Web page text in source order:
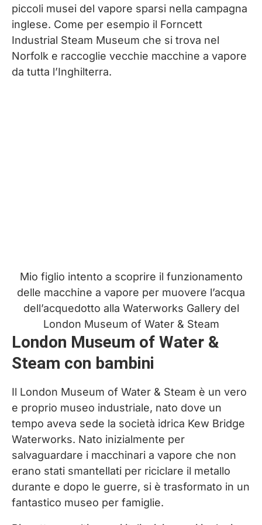
piccoli musei del vapore sparsi nella campagna
inglese. Come per esempio il Forncett
Industrial Steam Museum che si trova nel
Norfolk e raccoglie vecchie macchine a vapore
da tutta l’Inghilterra.
Mio figlio intento a scoprire il funzionamento
delle macchine a vapore per muovere l’acqua
dell’acquedotto alla Waterworks Gallery del
London Museum of Water & Steam
London Museum of Water &
Steam con bambini
Il London Museum of Water & Steam è un vero
e proprio museo industriale, nato dove un
tempo aveva sede la società idrica Kew Bridge
Waterworks. Nato inizialmente per
salvaguardare i macchinari a vapore che non
erano stati smantellati per riciclare il metallo
durante e dopo le guerre, si è trasformato in un
fantastico museo per famiglie.